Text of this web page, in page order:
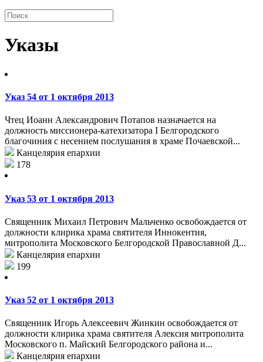
Указы
Указ 54 от 1 октября 2013
Чтец Иоанн Александрович Потапов назначается на
должность миссионера-катехизатора I Белгородского
благочиния с несением послушания в храме Почаевской...
Канцелярия епархии
178
Указ 53 от 1 октября 2013
Священник Михаил Петрович Мальченко освобождается от
должности клирика храма святителя Иннокентия,
митрополита Московского Белгородской Православной Д...
Канцелярия епархии
199
Указ 52 от 1 октября 2013
Священник Игорь Алексеевич Жинкин освобождается от
должности клирика храма святителя Алексия митрополита
Московского п. Майский Белгородского района и...
Канцелярия епархии